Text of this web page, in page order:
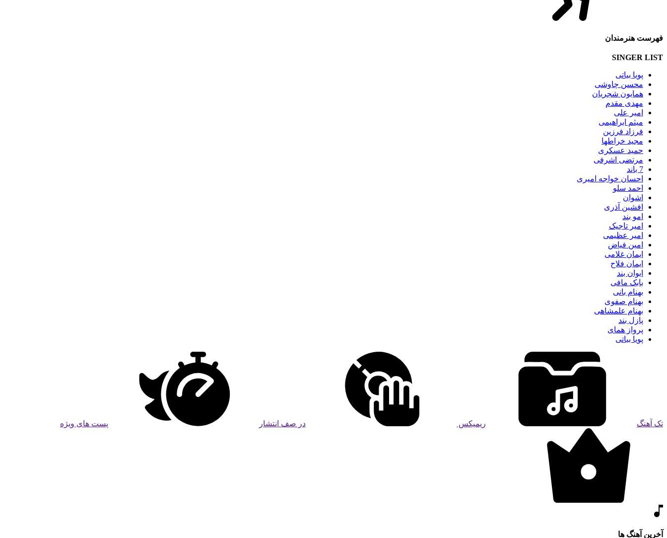
فهرست هنرمندان
SINGER LIST
پویا بیاتی
محسن چاوشی
همایون شجریان
مهدی مقدم
امیر علی
میثم ابراهیمی
فرزاد فرزین
مجید خراطها
حمید عسکری
مرتضی اشرفی
7 باند
احسان خواجه امیری
احمد سلو
اشوان
افشین آذری
امو بند
امیر تاجیک
امیر عظیمی
امین فیاض
ایمان غلامی
ایمان فلاح
ایوان بند
بابک مافی
بهنام بانی
بهنام صفوی
بهنام علمشاهی
پازل بند
پرواز همای
پویا بیاتی
تک آهنگ ریمیکس در صف انتشار پست های ویژه
آخرین آهنگ ها